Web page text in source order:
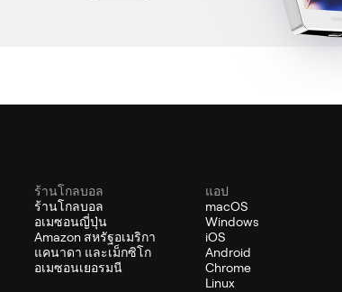
ร้านโกลบอล
ร้านโกลบอล
อเมซอนญี่ปุ่น
Amazon สหรัฐอเมริกา
แคนาดา และเม็กซิโก
อเมซอนเยอรมนี
แอป
macOS
Windows
iOS
Android
Chrome
Linux